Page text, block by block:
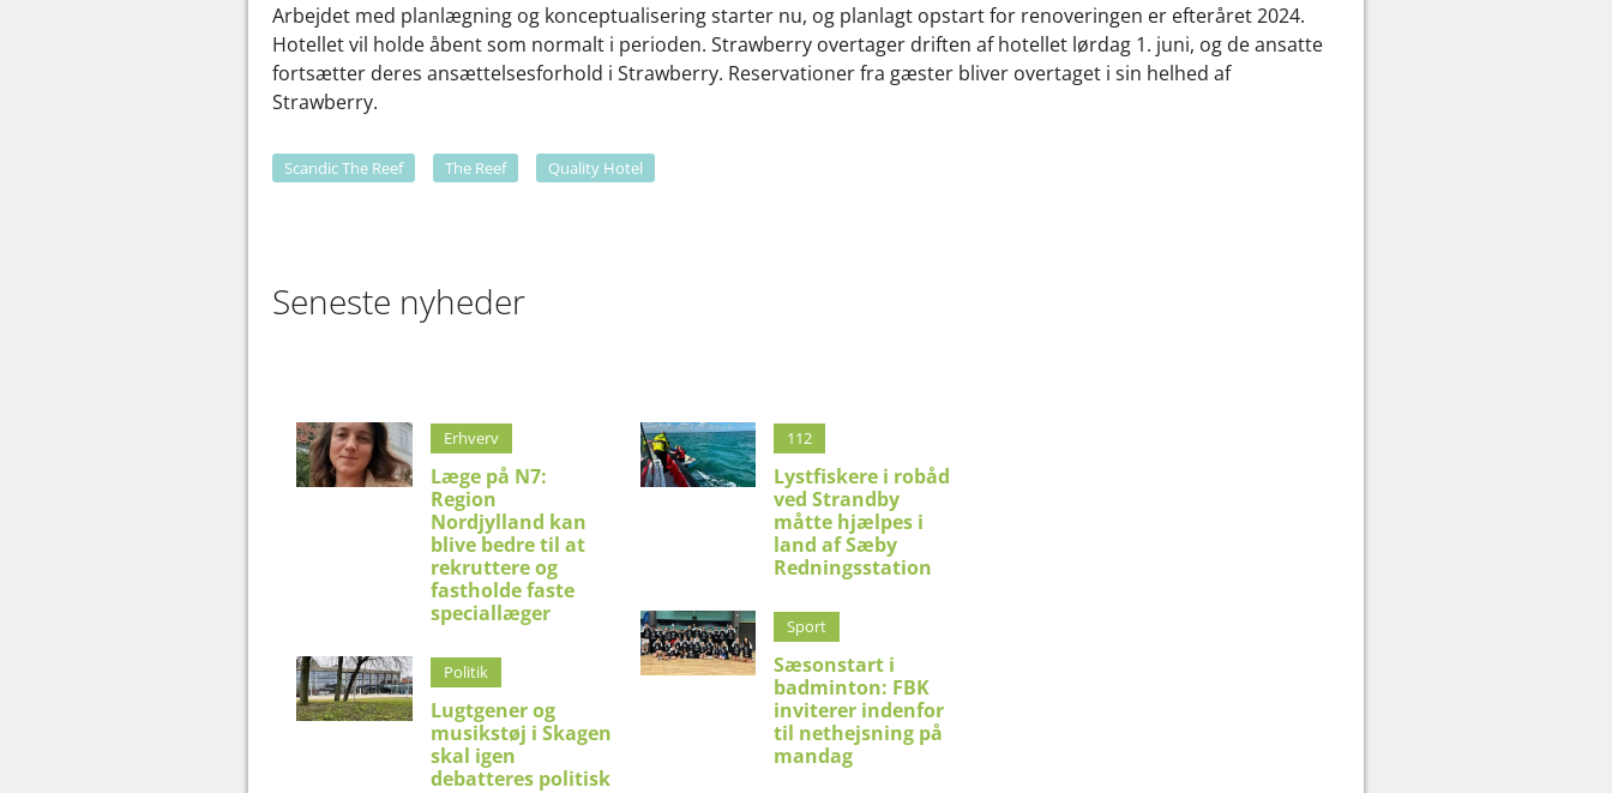
Arbejdet med planlægning og konceptualisering starter nu, og planlagt opstart for renoveringen er efteråret 2024.
Hotellet vil holde åbent som normalt i perioden. Strawberry overtager driften af hotellet lørdag 1. juni, og de ansatte
fortsætter deres ansættelsesforhold i Strawberry. Reservationer fra gæster bliver overtaget i sin helhed af
Strawberry.
Scandic The Reef The Reef Quality Hotel
Seneste nyheder
Erhverv
Læge på N7:
Region
Nordjylland kan
blive bedre til at
rekruttere og
fastholde faste
speciallæger
Politik
Lugtgener og
musikstøj i Skagen
skal igen
debatteres politisk
112
Lystfiskere i robåd
ved Strandby
måtte hjælpes i
land af Sæby
Redningsstation
Sport
Sæsonstart i
badminton: FBK
inviterer indenfor
til nethejsning på
mandag